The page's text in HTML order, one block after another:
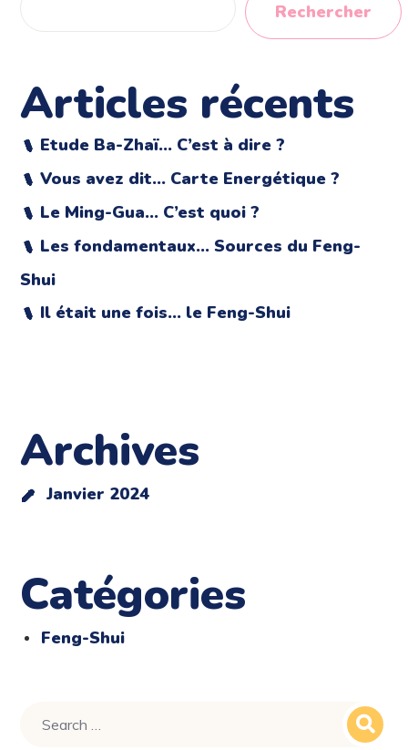
Rechercher
Articles récents
Etude Ba-Zhaï… C’est à dire ?
Vous avez dit… Carte Energétique ?
Le Ming-Gua… C’est quoi ?
Les fondamentaux… Sources du Feng-
Shui
Il était une fois… le Feng-Shui
Archives
Janvier 2024
Catégories
Feng-Shui